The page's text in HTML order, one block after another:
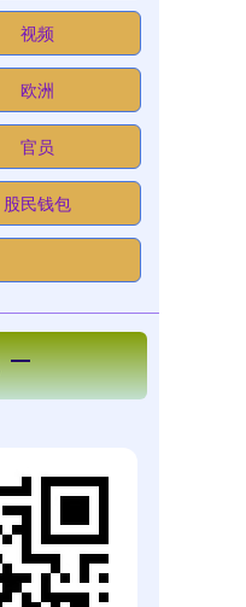
视频
欧洲
官员
股民钱包